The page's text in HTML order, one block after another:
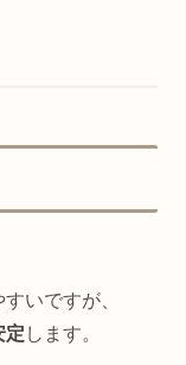
いですが、
定 します。